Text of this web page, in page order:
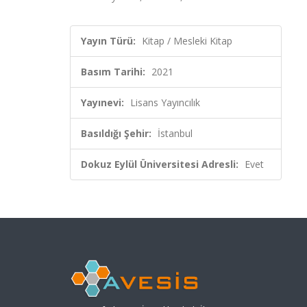
Yayın Türü: Kitap / Mesleki Kitap
Basım Tarihi: 2021
Yayınevi: Lisans Yayıncılık
Basıldığı Şehir: İstanbul
Dokuz Eylül Üniversitesi Adresli: Evet